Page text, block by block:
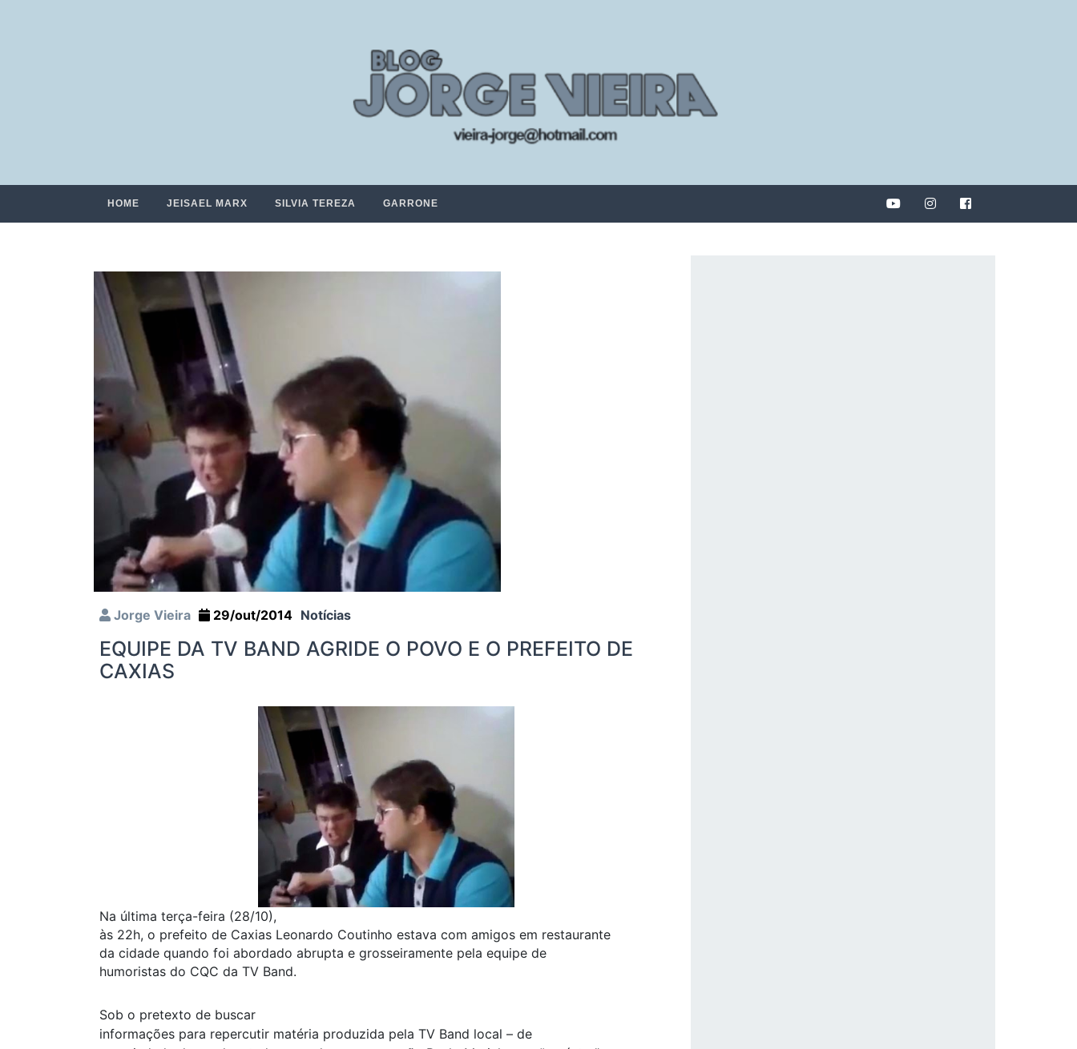
HOME JEISAEL MARX SILVIA TEREZA GARRONE
Jorge Vieira 29/out/2014 Notícias
EQUIPE DA TV BAND AGRIDE O POVO E O PREFEITO DE
CAXIAS
Na última terça-feira (28/10),
às 22h, o prefeito de Caxias Leonardo Coutinho estava com amigos em restaurante
da cidade quando foi abordado abrupta e grosseiramente pela equipe de
humoristas do CQC da TV Band.
Sob o pretexto de buscar
informações para repercutir matéria produzida pela TV Band local – de